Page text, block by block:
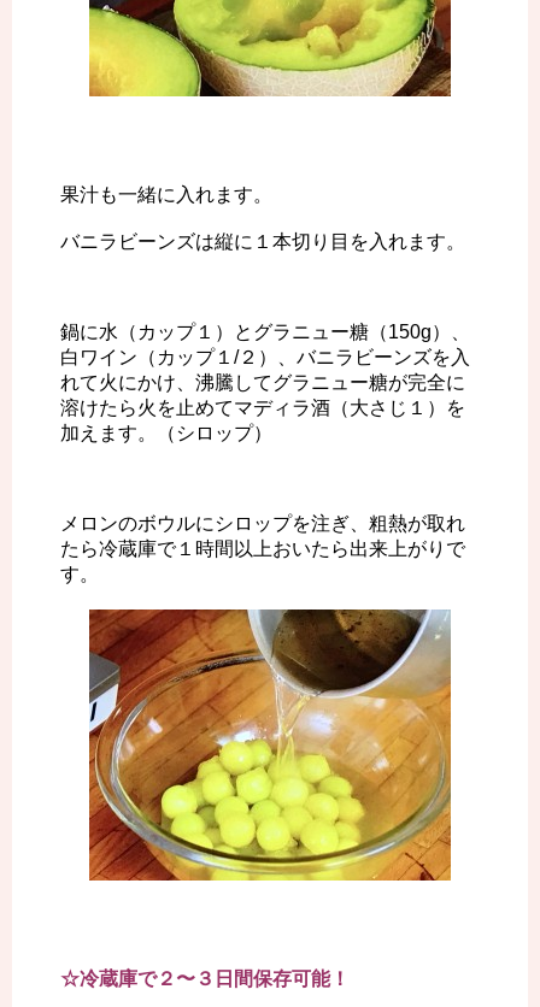
果汁も一緒に入れます。
バニラビーンズは縦に１本切り目を入れます。
鍋に水（カップ１）とグラニュー糖（150g）、
白ワイン（カップ１/２）、バニラビーンズを入
れて火にかけ、沸騰してグラニュー糖が完全に
溶けたら火を止めてマディラ酒（大さじ１）を
加えます。（シロップ）
メロンのボウルにシロップを注ぎ、粗熱が取れ
たら冷蔵庫で１時間以上おいたら出来上がりで
す。
☆冷蔵庫で２〜３日間保存可能！